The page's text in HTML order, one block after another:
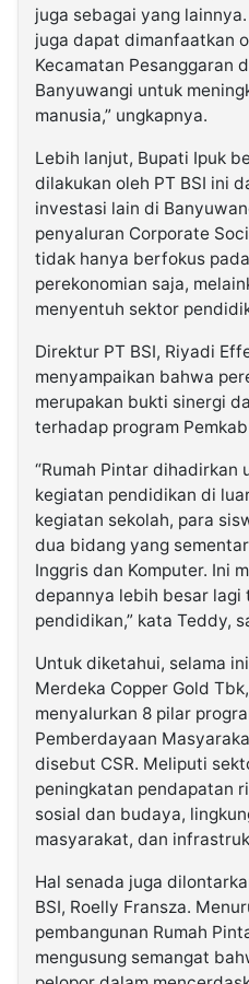
juga sebagai yang
juga dapat dimanfaatkan
Kecamatan Pesanggaran
Banyuwangi untuk
manusia,” ungkapnya.
Lebih lanjut, Bupati Ipuk
dilakukan oleh PT BSI ini
investasi lain di
penyaluran Corporate
tidak hanya berfokus
perekonomian saja,
menyentuh sektor
Direktur PT BSI, Riyadi
menyampaikan bahwa
merupakan bukti sinergi
terhadap program
“Rumah Pintar dihadirkan
kegiatan pendidikan di
kegiatan sekolah, para
dua bidang yang
Inggris dan Komputer. Ini
depannya lebih besar
pendidikan,” kata Teddy,
Untuk diketahui, selama
Merdeka Copper Gold
menyalurkan 8 pilar
Pemberdayaan
disebut CSR. Meliputi
peningkatan pendapatan
sosial dan budaya,
masyarakat, dan
Hal senada juga
BSI, Roelly Fransza.
pembangunan Rumah
mengusung semangat